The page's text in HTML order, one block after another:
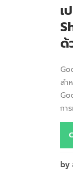
เ
ด้
สำ
กา
by